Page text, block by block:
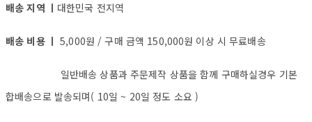
배송 지역 ㅣ 대한민국 전지역
배송 비용 ㅣ5,000원 / 구매 금액 150,000원 이상 시 무료배송
일반배송 상품과 주문제작 상품을 함께 구매하실경우 기본
합배송으로 발송되며( 10일 ~ 20일 정도 소요 )